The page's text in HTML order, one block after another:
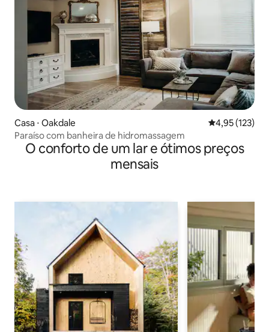
Casa ⋅ Oakdale 4,95 de uma
4,95 (123)
Paraíso com banheira de hidromassagem
O conforto de um lar e ótimos preços
mensais